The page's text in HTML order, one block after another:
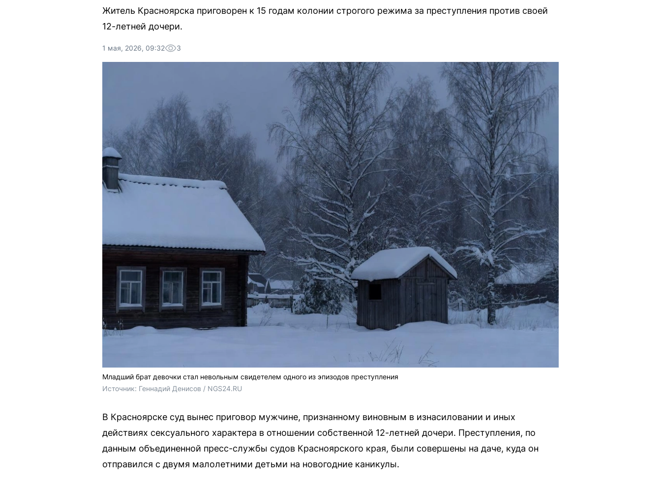
Житель Красноярска приговорен к 15 годам колонии строгого режима за преступления против своей
12-летней дочери.
1 мая, 2026, 09:32 3
Младший брат девочки стал невольным свидетелем одного из эпизодов преступления
Источник: Геннадий Денисов / NGS24.RU
В Красноярске суд вынес приговор мужчине, признанному виновным в изнасиловании и иных
действиях сексуального характера в отношении собственной 12-летней дочери. Преступления, по
данным объединенной пресс-службы судов Красноярского края, были совершены на даче, куда он
отправился с двумя малолетними детьми на новогодние каникулы.